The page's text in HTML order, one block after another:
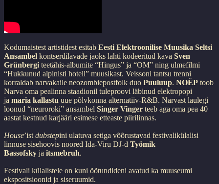
Kodumaistest artistidest esitab Eesti Elektroonilise Muusika Seltsi
Ansambel kontserdilavade jaoks lahti kodeeritud kava Sven
Grünbergi teetähis-albumite “Hingus” ja “OM” ning ulmefilmi
“Hukkunud alpinisti hotell” muusikast. Veissoni tantsu trenni
korraldab narvakaile neozombiepostfolk duo Puuluup. NOËP toob
Narva oma pealinna staadionil tuleproovi läbinud elektropopi
ja maria kallastu uue põlvkonna alternatiiv-R&B. Narvast laulegi
loonud “neuroroki” ansambel Singer Vinger teeb aga oma pea 40
aastat kestnud karjääri esimese etteaste piirilinnas.
House’ist dubstepini ulatuva setiga võõrustavad festivalikülalisi
linnuse sisehoovis noored Ida-Viru DJ-d Työmik
Bassofsky ja itsmebruh.
Festivali külalistele on kuni öötundideni avatud ka muuseumi
ekspositsioonid ja siseruumid.